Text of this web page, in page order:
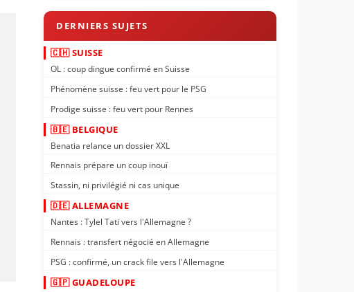
🇨🇭 SUISSE
OL : coup dingue confirmé en Suisse
Phénomène suisse : feu vert pour le PSG
Prodige suisse : feu vert pour Rennes
🇧🇪 BELGIQUE
Benatia relance un dossier XXL
Rennais prépare un coup inouï
Stassin, ni privilégié ni cas unique
🇩🇪 ALLEMAGNE
Nantes : Tylel Tati vers l'Allemagne ?
Rennais : transfert négocié en Allemagne
PSG : confirmé, un crack file vers l'Allemagne
🇬🇵 GUADELOUPE